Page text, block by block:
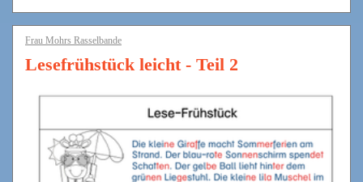
Frau Mohrs Rasselbande
Lesefrühstück leicht - Teil 2